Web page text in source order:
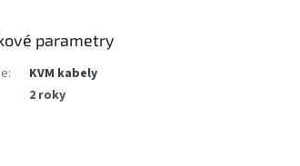
parametry
:
KVM kabely
2 roky